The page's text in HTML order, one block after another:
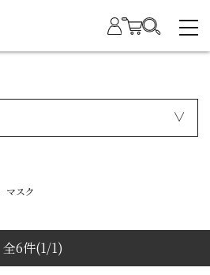
マスク
全6件(1/1)